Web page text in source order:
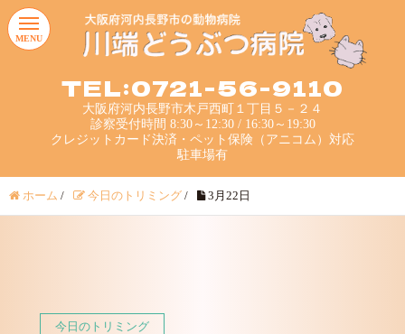
TEL:0721-56-9110
大阪府河内長野市木戸西町１丁目５－２４
診察受付時間 8:30～12:30 / 16:30～19:30
クレジットカード決済・ペット保険（アニコム）対応
駐車場有
MENU
ホーム / 今日のトリミング / 3月22日
今日のトリミング